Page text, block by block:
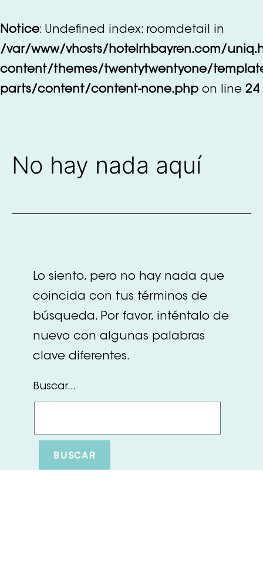
al
contenido
Notice: Undefined index: roomdetail in
/var/www/vhosts/hotelrhbayren.com/
content/themes/twentytwentyone/
parts/content/content-none.php on line 24
No hay nada aquí
Lo siento, pero no hay nada que
coincida con tus términos de
búsqueda. Por favor, inténtalo de
nuevo con algunas palabras
clave diferentes.
Buscar...